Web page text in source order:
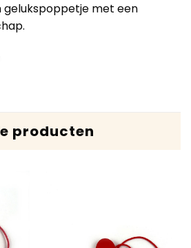
gelukspoppetje met een
producten